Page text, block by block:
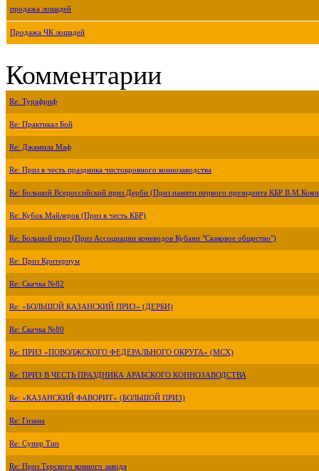
продажа лошадей
Продажа ЧК лошадей
Комментарии
Re: Турафриф
Re: Практикал Бой
Re: Джамила Маф
Re: Приз в честь праздника чистокровного коннозаводства
Re: Большой Всероссийский приз Дерби (Приз памяти первого президента КБР
Re: Кубок Майлеров (Приз в честь КБР)
Re: Большой приз (Приз Ассоциации коневодов Кубани "Скаковое общество")
Re: Приз Критериум
Re: Скачка №82
Re: «БОЛЬШОЙ КАЗАНСКИЙ ПРИЗ» (ДЕРБИ)
Re: Скачка №80
Re: ПРИЗ «ПОВОЛЖСКОГО ФЕДЕРАЛЬНОГО ОКРУГА» (МСХ)
Re: ПРИЗ В ЧЕСТЬ ПРАЗДНИКА АРАБСКОГО КОННОЗАВОДСТВА
Re: «КАЗАНСКИЙ ФАВОРИТ» (БОЛЬШОЙ ПРИЗ)
Re: Гизана
Re: Супер Тип
Re: Приз Терского конного завода